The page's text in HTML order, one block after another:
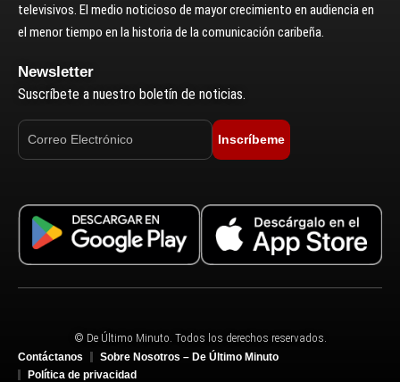
televisivos. El medio noticioso de mayor crecimiento en audiencia en
el menor tiempo en la historia de la comunicación caribeña.
Newsletter
Suscríbete a nuestro boletín de noticias.
Inscríbeme
© De Último Minuto. Todos los derechos reservados.
Contáctanos
Sobre Nosotros – De Último Minuto
Política de privacidad